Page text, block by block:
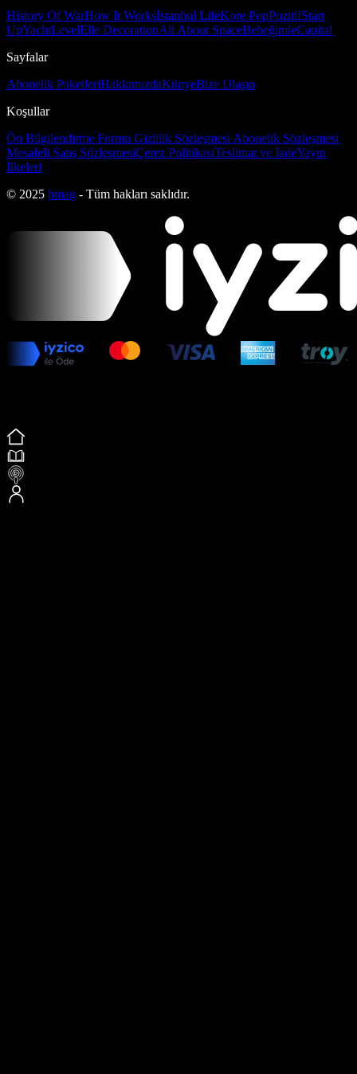
History Of WarHow It Worksİstanbul LifeKore PopPozitifStart
UpYachtLevelElle DecorationAll About SpaceBebeğimleCapital
Sayfalar
Abonelik PaketleriHakkımızdaKünyeBize Ulaşın
Koşullar
Ön Bilgilendirme Formu Gizlilik Sözleşmesi Abonelik Sözleşmesi
Mesafeli Satış SözleşmesiÇerez PolitikasıTeslimat ve İadeYayın
İlkeleri
© 2025 bmag - Tüm hakları saklıdır.